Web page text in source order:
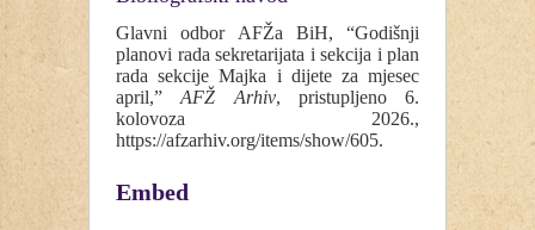
Glavni odbor AFŽa BiH, “Godišnji
planovi rada sekretarijata i sekcija i plan
rada sekcije Majka i dijete za mjesec
april,”AFŽ Arhiv, pristupljeno 6.
kolovoza 2026.,
https://afzarhiv.org/items/show/605.
Embed